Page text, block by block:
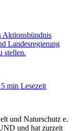
Aktionsbündnis
Landesregierung
stellen.
min Lesezeit
und Naturschutz e.
und hat zurzeit